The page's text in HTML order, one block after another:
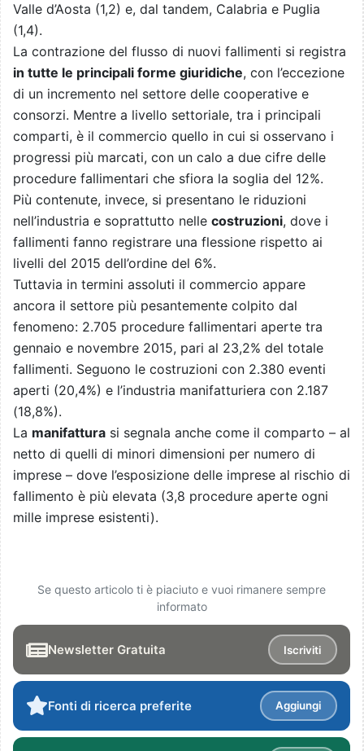
Valle d’Aosta (1,2) e, dal tandem, Calabria e Puglia
(1,4).
La contrazione del flusso di nuovi fallimenti si registra
in tutte le principali forme giuridiche, con l’eccezione
di un incremento nel settore delle cooperative e
consorzi. Mentre a livello settoriale, tra i principali
comparti, è il commercio quello in cui si osservano i
progressi più marcati, con un calo a due cifre delle
procedure fallimentari che sfiora la soglia del 12%.
Più contenute, invece, si presentano le riduzioni
nell’industria e soprattutto nelle costruzioni, dove i
fallimenti fanno registrare una flessione rispetto ai
livelli del 2015 dell’ordine del 6%.
Tuttavia in termini assoluti il commercio appare
ancora il settore più pesantemente colpito dal
fenomeno: 2.705 procedure fallimentari aperte tra
gennaio e novembre 2015, pari al 23,2% del totale
fallimenti. Seguono le costruzioni con 2.380 eventi
aperti (20,4%) e l’industria manifatturiera con 2.187
(18,8%).
La manifattura si segnala anche come il comparto – al
netto di quelli di minori dimensioni per numero di
imprese – dove l’esposizione delle imprese al rischio di
fallimento è più elevata (3,8 procedure aperte ogni
mille imprese esistenti).
Se questo articolo ti è piaciuto e vuoi rimanere sempre
informato
Newsletter Gratuita Iscriviti
Fonti di ricerca preferite Aggiungi